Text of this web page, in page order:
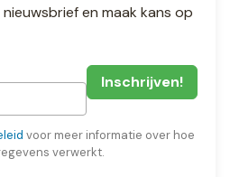
en maak kans op
voor meer informatie over hoe
verwerkt.